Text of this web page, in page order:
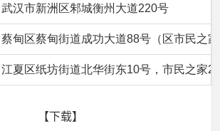
武汉市新洲区邾城衡州大道220号
蔡甸区蔡甸街道成功大道88号（区市民之
江夏区纸坊街道北华街东10号，市民之家2
【下载】